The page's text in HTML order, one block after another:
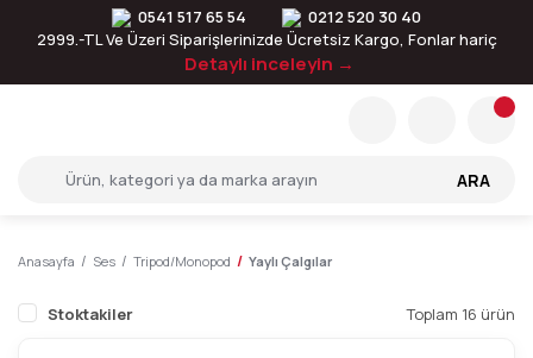
0541 517 65 54
0212 520 30 40
2999.-TL Ve Üzeri Siparişlerinizde Ücretsiz Kargo, Fonlar hariç
Detaylı inceleyin →
ARA
Anasayfa Ses Tripod/Monopod Yaylı Çalgılar
Stoktakiler Toplam 16 ürün